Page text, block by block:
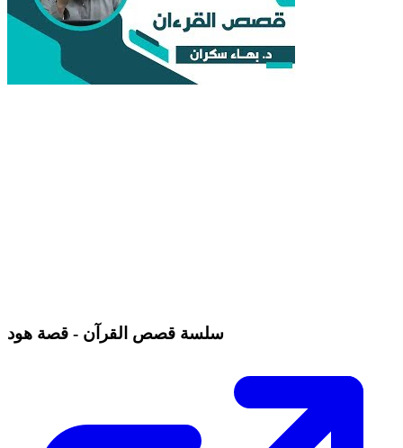
سلسة قصص القرآن - قصة هود